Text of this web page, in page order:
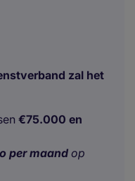
zal het
€75.000 en
per maand op